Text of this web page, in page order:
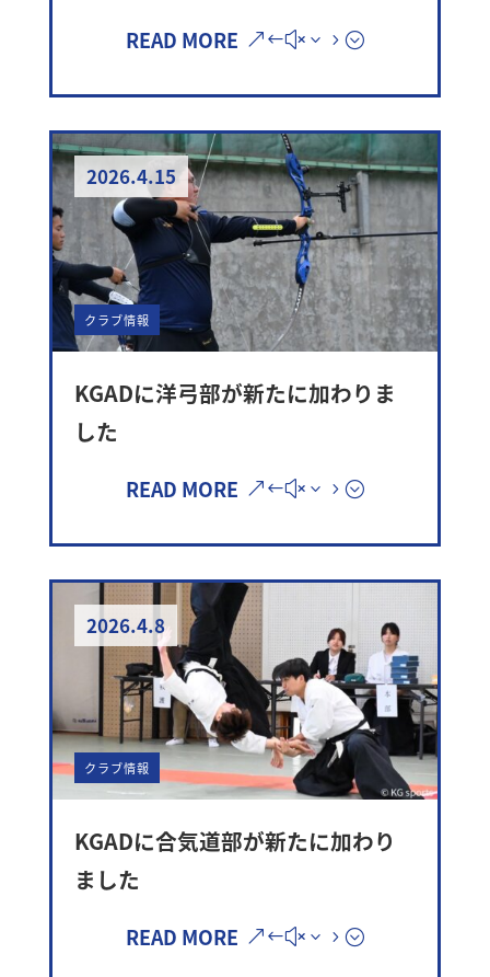
READ MORE
2026.4.15
クラブ情報
KGADに洋弓部が新たに加わりま
した
READ MORE
2026.4.8
クラブ情報
KGADに合気道部が新たに加わり
ました
READ MORE